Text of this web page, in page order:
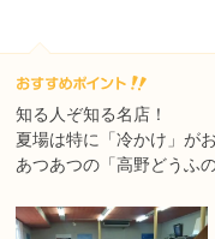
知る人ぞ知る名店！
夏場は特に「冷かけ」が
あつあつの「高野どうふ